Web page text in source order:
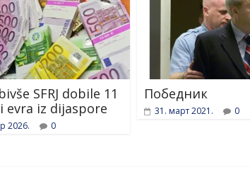
SFRJ dobile 11
evra iz dijaspore
2026. 0
Победник
31. март 2021. 0